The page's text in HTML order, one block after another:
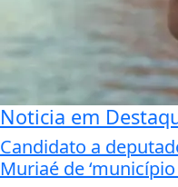
Noticia em
Candidato a
Muriaé de